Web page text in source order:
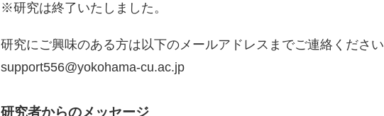
※研究は終了いたしました。
研究にご興味のある方は以下のメールアドレスまでご連絡ください
support556@yokohama-cu.ac.jp
研究者からのメッセージ